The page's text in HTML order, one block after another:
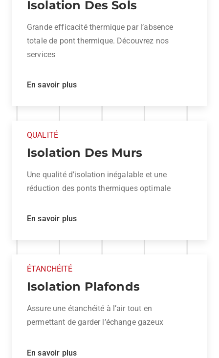
Isolation Des Sols
Grande efficacité thermique par l’absence
totale de pont thermique. Découvrez nos
services
En savoir plus
QUALITÉ
Isolation Des Murs
Une qualité d’isolation inégalable et une
réduction des ponts thermiques optimale
En savoir plus
ÉTANCHÉITÉ
Isolation Plafonds
Assure une étanchéité à l’air tout en
permettant de garder l’échange gazeux
En savoir plus